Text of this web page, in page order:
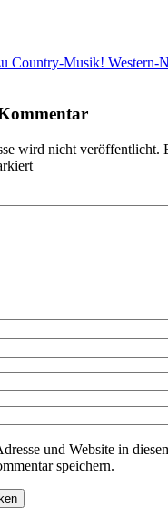
Country-Musik! Western-
wird nicht veröffentlicht.
und Website in
speichern.